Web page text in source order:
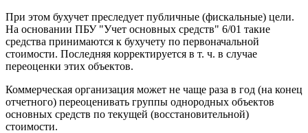
При этом бухучет преследует публичные (фискальные) цели.
На основании ПБУ "Учет основных средств" 6/01 такие
средства принимаются к бухучету по первоначальной
стоимости. Последняя корректируется в т. ч. в случае
переоценки этих объектов.
Коммерческая организация может не чаще раза в год (на конец
отчетного) переоценивать группы однородных объектов
основных средств по текущей (восстановительной)
стоимости.